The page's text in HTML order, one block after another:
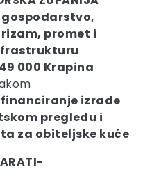
promet i
000 Krapina
izrade
pregledu i
za obiteljske kuće